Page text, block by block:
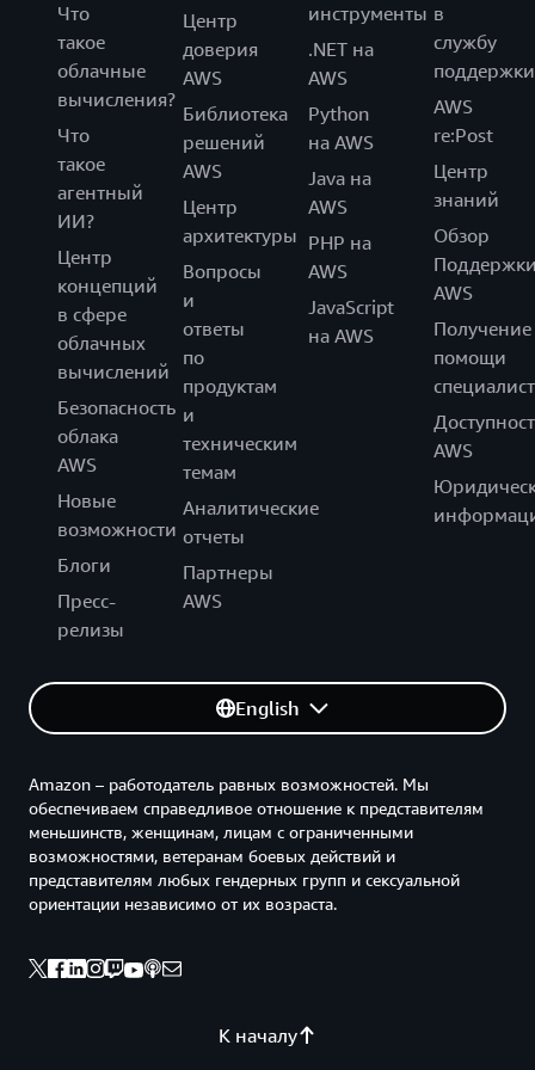
Что
такое
облачные
вычисления?
Что
такое
агентный
ИИ?
Центр
концепций
в сфере
облачных
вычислений
Безопасность
облака
AWS
Новые
возможности
Блоги
Пресс-
релизы
Центр
доверия
AWS
Библиотека
решений
AWS
Центр
архитектуры
Вопросы
и
ответы
по
продуктам
и
техническим
темам
Аналитические
отчеты
Партнеры
AWS
инструменты
.NET на
AWS
Python
на AWS
Java на
AWS
PHP на
AWS
JavaScript
на AWS
в
службу
поддержки
AWS
re:Post
Центр
знаний
Обзор
AWS
Получение
помощи
AWS
English
К началу
Amazon – работодатель равных возможностей. Мы
обеспечиваем справедливое отношение к представителям
меньшинств, женщинам, лицам с ограниченными
возможностями, ветеранам боевых действий и
представителям любых гендерных групп и сексуальной
ориентации независимо от их возраста.